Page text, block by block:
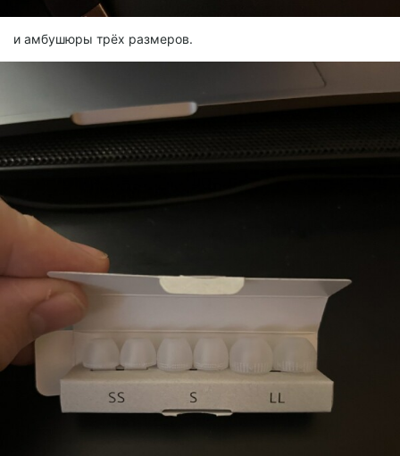
и амбушюры трёх размеров.